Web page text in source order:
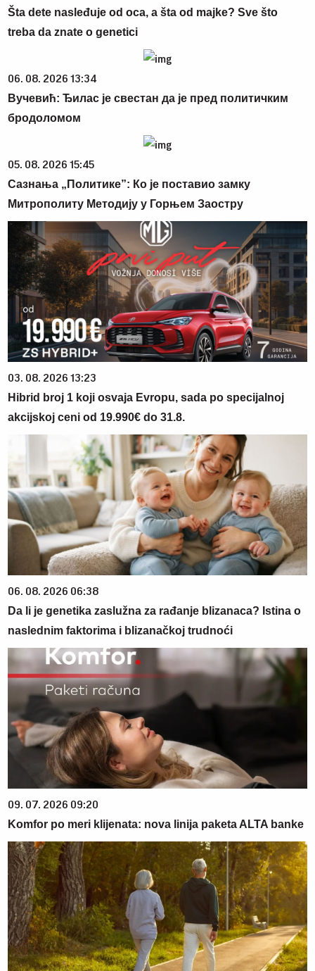
Šta dete nasleđuje od oca, a šta od majke? Sve što
treba da znate o genetici
06. 08. 2026 13:34
Вучевић: Ђилас је свестан да је пред политичким
бродоломом
05. 08. 2026 15:45
Сазнања „Политике”: Ко је поставио замку
Митрополиту Методију у Горњем Заостру
03. 08. 2026 13:23
Hibrid broj 1 koji osvaja Evropu, sada po specijalnoj
akcijskoj ceni od 19.990€ do 31.8.
06. 08. 2026 06:38
Da li je genetika zaslužna za rađanje blizanaca? Istina o
naslednim faktorima i blizanačkoj trudnoći
09. 07. 2026 09:20
Komfor po meri klijenata: nova linija paketa ALTA banke